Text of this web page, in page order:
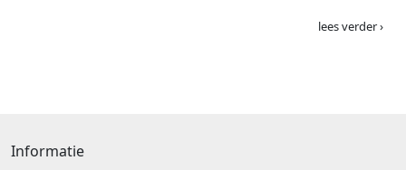
lees verder ›
Informatie